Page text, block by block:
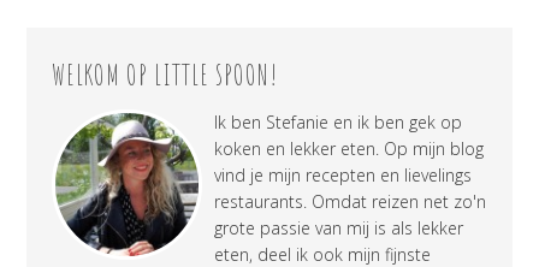
WELKOM OP LITTLE SPOON!
Ik ben Stefanie en ik ben gek op
koken en lekker eten. Op mijn blog
vind je mijn recepten en lievelings
restaurants. Omdat reizen net zo'n
grote passie van mij is als lekker
eten, deel ik ook mijn fijnste